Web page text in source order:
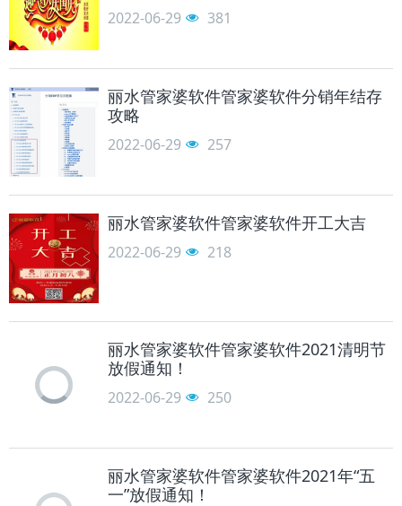
2022-06-29 381
丽水管家婆软件管家婆软件分销年结存
攻略
2022-06-29 257
丽水管家婆软件管家婆软件开工大吉
2022-06-29 218
丽水管家婆软件管家婆软件2021清明节
放假通知！
2022-06-29 250
丽水管家婆软件管家婆软件2021年“五
一”放假通知！